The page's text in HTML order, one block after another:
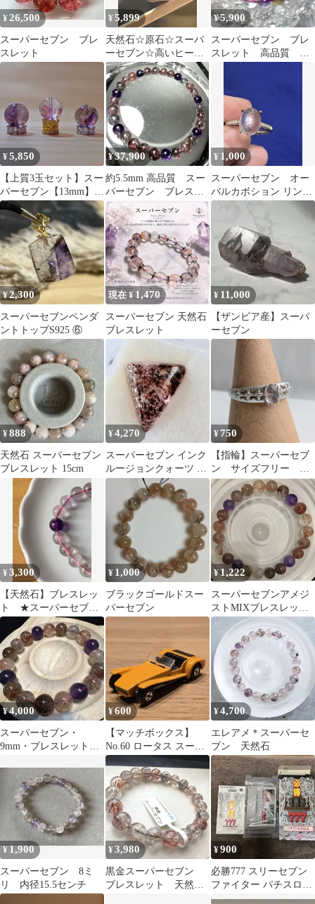
¥26,500
スーパーセブン ブレ
スレット
¥5,899
天然石☆原石☆スーパ
ーセブン☆高いヒーリ
ング効果＆すべても良
い方へ
¥5,900
スーパーセブン ブレ
スレット 高品質 天
¥5,850
【上質3玉セット】スー
パーセブン【13mm】
【2玉訳あり】
¥37,900
約5.5mm 高品質 スー
パーセブン ブレスレ
ット 天然石
¥ 1,000
スーパーセブン オー
バルカボション リング
925
¥2,300
スーパーセブンペンダ
ントトップS925 ⑥
現在 ¥ 1,470
スーパーセブン 天然石
ブレスレット
¥ 11,000
【ザンビア産】スーパ
ーセブン
¥888
天然石 スーパーセブン
ブレスレット 15cm
¥4,270
スーパーセブン インク
ルージョンクォーツ セ
イクリッドセブン ルー
¥750
【指輪】スーパーセブ
ン サイズフリー
g0609
¥3,300
【天然石】ブレスレッ
ト ★スーパーセブン
★
¥ 1,000
ブラックゴールドスー
パーセブン
¥1,222
スーパーセブンアメジ
ストMIXブレスレット
約8.5㎜内径17㎝
¥4,000
スーパーセブン・
9mm・ブレスレット・
¥600
【マッチボックス】
No.60 ロータス スーパ
ーセブン
¥4,700
エレアメ＊スーパーセ
ブン 天然石
¥1,900
スーパーセブン 8ミ
リ 内径15.5センチ
¥3,980
黒金スーパーセブン
ブレスレット 天然
¥900
必勝777 スリーセブン
ファイター パチスロ竜
宮伝説 スーパーファミ